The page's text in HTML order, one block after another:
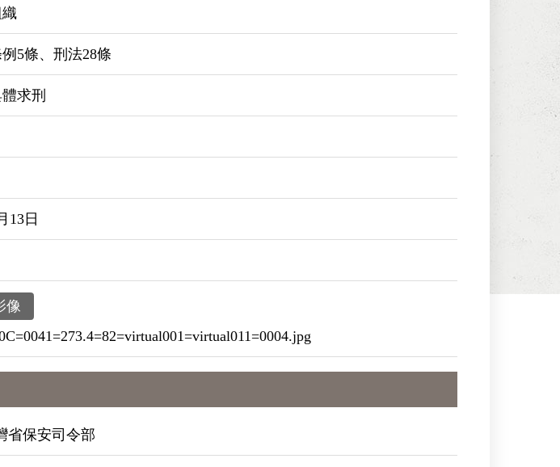
5條、刑法28條
求刑
13日
像
省保安司令部